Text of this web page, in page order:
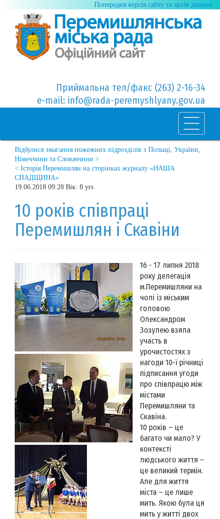
Попередня версія сайту та архів данних
Приймальна тел/факс (263) 2-16-34
e-mail: info@rada-peremyshlyany.gov.ua
Відбулися змагання пожежних підрозділів з Польщі, України,
Німеччини та Словаччини >
< Історія Перемишлян на сторінках журналу «НАША
СПАДЩИНА»
19.06.2018 09:28 Вік: 8 yrs
10 років співпраці
Перемишлян і Скавіни
16 - 17 липня 2018
року делегація
м.Перемишляни на
чолі із міським
головою
Олександром
Зозулею взяла
участь в
урочистостях з
нагоди 10-ї річниці
підписання угоди
про співпрацю між
містами
Перемишляни та
Скавіна.
10 років – це
багато чи мало? У
контексті
людського життя –
це великий термін.
Але для життя
міста – це лише
мить. Якою була ця
мить у житті двох